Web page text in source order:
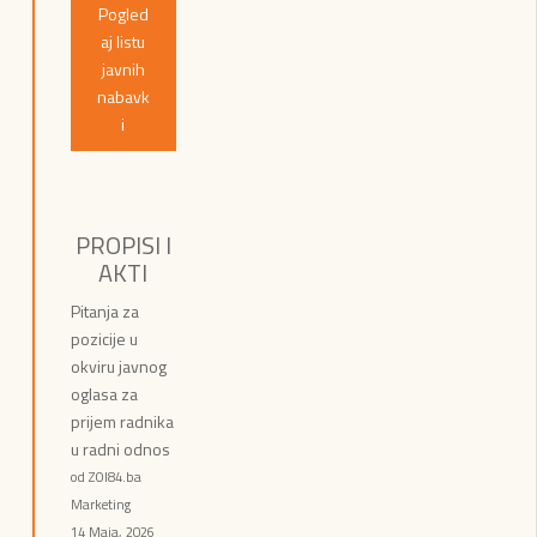
Pogled
aj listu
javnih
nabavk
i
PROPISI I
AKTI
Pitanja za
pozicije u
okviru javnog
oglasa za
prijem radnika
u radni odnos
od ZOI84.ba
Marketing
14 Maja, 2026